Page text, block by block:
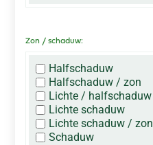
Zon / schaduw:
Halfschaduw
Halfschaduw / zon
Lichte / halfschaduw
Lichte schaduw
Lichte schaduw / zon
Schaduw